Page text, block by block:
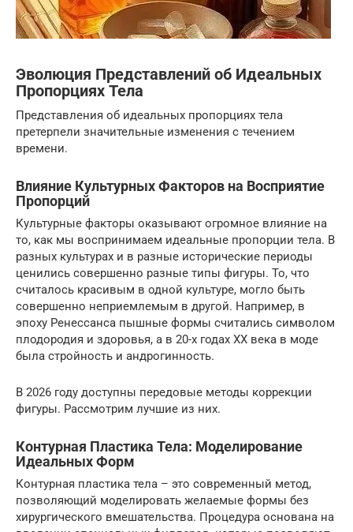
Эволюция Представлений об Идеальных
Пропорциях Тела
Представления об идеальных пропорциях тела
претерпели значительные изменения с течением
времени.
Влияние Культурных Факторов на Восприятие
Пропорций
Культурные факторы оказывают огромное влияние на
то, как мы воспринимаем идеальные пропорции тела. В
разных культурах и в разные исторические периоды
ценились совершенно разные типы фигуры. То, что
считалось красивым в одной культуре, могло быть
совершенно неприемлемым в другой. Например, в
эпоху Ренессанса пышные формы считались символом
плодородия и здоровья, а в 20-х годах XX века в моде
была стройность и андрогинность.
В 2026 году доступны передовые методы коррекции
фигуры. Рассмотрим лучшие из них.
Контурная Пластика Тела: Моделирование
Идеальных Форм
Контурная пластика тела – это современный метод,
позволяющий моделировать желаемые формы без
хирургического вмешательства. Процедура основана на